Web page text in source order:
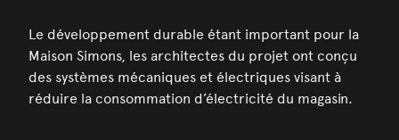
Le développement durable étant important pour la
Maison Simons, les architectes du projet ont conçu
des systèmes mécaniques et électriques visant à
réduire la consommation d’électricité du magasin.